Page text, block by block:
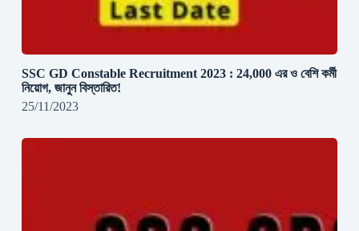
SSC GD Constable Recruitment 2023 : 24,000 এর ও বেশি কর্মী
নিয়োগ, জানুন বিস্তারিত!
25/11/2023